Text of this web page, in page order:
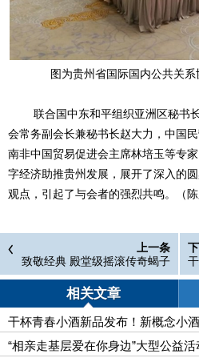
图为贵州省国际国内公共关
联合国中东和平组织亚洲区秘书
会常务副会长兼秘书长赵大力，中国
南非中国贸易促进会主席林培玉等专
字经济助推贵州发展，展开了深入的
观点，引起了与会者的强烈共鸣。（
上一条
致敬经典 殿堂级摇滚传奇蝎子
乐队巡演中国上演“极限宇宙”
相关文章
干杯青春小酒新品发布！新概念小
“相亲走基层爱在你身边”大型公益活